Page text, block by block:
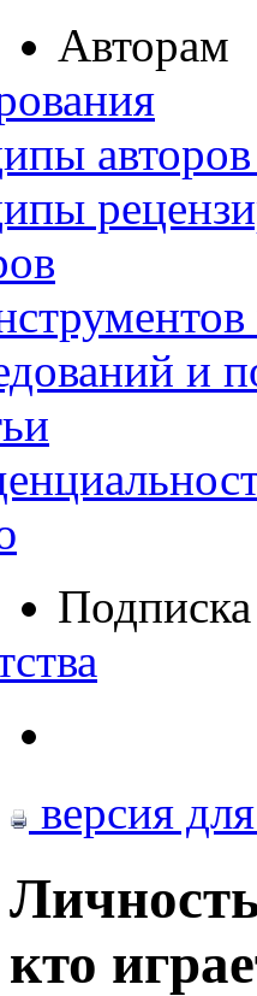
Авторам
и
Подписка
версия
кто